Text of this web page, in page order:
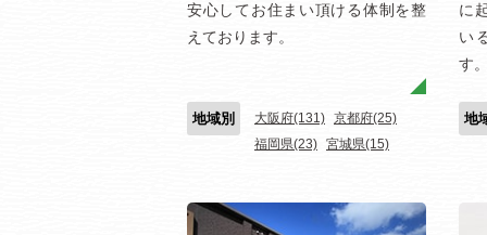
安心してお住まい頂ける体制を整
えております。
地域別 大阪府(131) 京都府(25)
福岡県(23) 宮城県(15)
に
い
す
地